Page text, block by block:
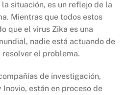
situación, es un reflejo de la
Mientras que todos estos
que el virus Zika es una
nadie está actuando de
el problema.
de investigación,
Inovio, están en proceso de